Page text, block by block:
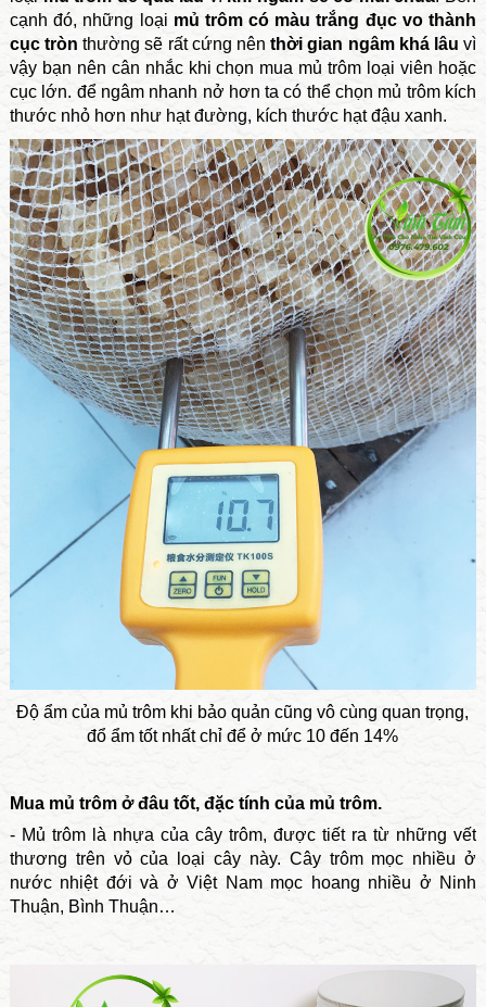
cạnh đó, những loại mủ trôm có màu trắng đục vo thành
cục tròn thường sẽ rất cứng nênthời gian ngâm khá lâu vì
vậy bạn nên cân nhắc khi chọn mua mủ trôm loại viên hoặc
cục lớn. để ngâm nhanh nở hơn ta có thể chọn mủ trôm kích
thước nhỏ hơn như hạt đường, kích thước hạt đậu xanh.
Độ ẩm của mủ trôm khi bảo quản cũng vô cùng quan trọng,
đổ ẩm tốt nhất chỉ để ở mức 10 đến 14%
Mua mủ trôm ở đâu tốt, đặc tính của mủ trôm.
- Mủ trôm là nhựa của cây trôm, được tiết ra từ những vết
thương trên vỏ của loại cây này. Cây trôm mọc nhiều ở
nước nhiệt đới và ở Việt Nam mọc hoang nhiều ở Ninh
Thuận, Bình Thuận…